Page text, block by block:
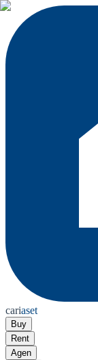
cariaset
Buy
Rent
Agen